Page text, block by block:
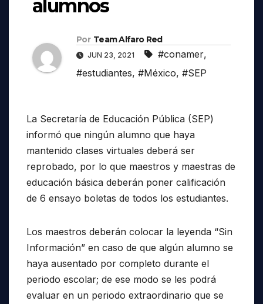
alumnos
Por Team Alfaro Red
JUN 23, 2021 #conamer,
#estudiantes, #México, #SEP
La Secretaría de Educación Pública (SEP)
informó que ningún alumno que haya
mantenido clases virtuales deberá ser
reprobado, por lo que maestros y maestras de
educación básica deberán poner calificación
de 6 ensayo boletas de todos los estudiantes.
Los maestros deberán colocar la leyenda “Sin
Información” en caso de que algún alumno se
haya ausentado por completo durante el
periodo escolar; de ese modo se les podrá
evaluar en un periodo extraordinario que se